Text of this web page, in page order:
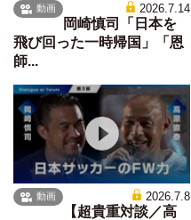
動画 2026.7.14
岡崎慎司「日本を
飛び回った一時帰国」「恩
師...
動画 2026.7.8
【超貴重対談／高